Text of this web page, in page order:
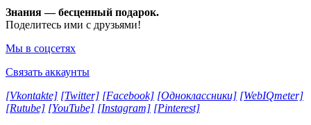
Знания — бесценный подарок.
Поделитесь ими с друзьями!
Мы в соцсетях
Связать аккаунты
[Vkontakte] [Twitter] [Facebook] [Одноклассники] [WebIQmeter]
[Rutube] [YouTube] [Instagram] [Pinterest]